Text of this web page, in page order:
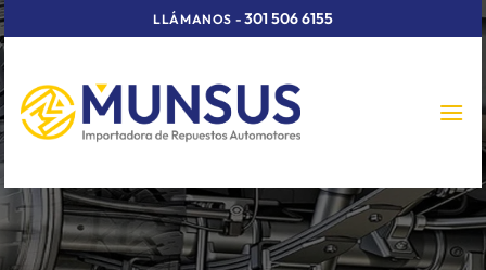
Skip
to
content
LLÁMANOS - 301 506 6155